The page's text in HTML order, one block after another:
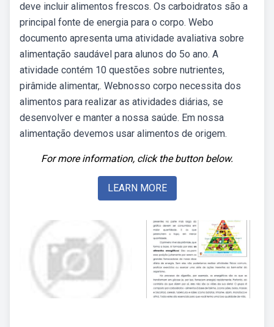
deve incluir alimentos frescos. Os carboidratos são a
principal fonte de energia para o corpo. Webo
documento apresenta uma atividade avaliativa sobre
alimentação saudável para alunos do 5o ano. A
atividade contém 10 questões sobre nutrientes,
pirâmide alimentar,. Webnosso corpo necessita dos
alimentos para realizar as atividades diárias, se
desenvolver e manter a nossa saúde. Em nossa
alimentação devemos usar alimentos de origem.
For more information, click the button below.
LEARN MORE